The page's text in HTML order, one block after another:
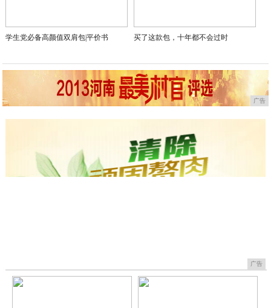
学生党必备高颜值双肩包|平价书 买了这款包，十年都不会过时
广告
广告